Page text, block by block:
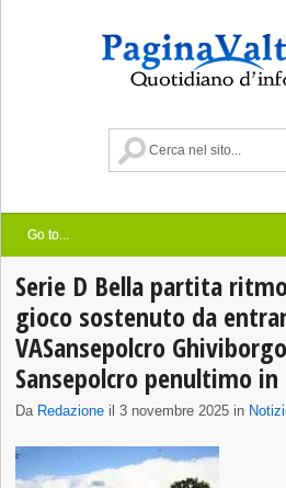
Serie D Bella partita
gioco sostenuto da
VASansepolcro
Sansepolcro penultimo in
Da Redazione il 3 novembre 2025 in